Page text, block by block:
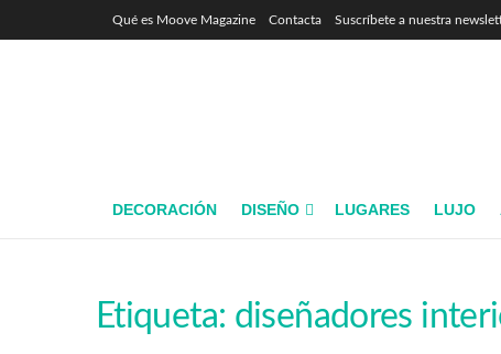
Qué es Moove Magazine Contacta Suscríbete a nuestra
DECORACIÓN DISEÑO LUGARES LUJO
Etiqueta: diseñadores